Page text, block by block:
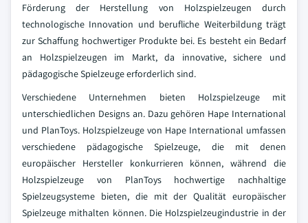
Förderung der Herstellung von Holzspielzeugen durch
technologische Innovation und berufliche Weiterbildung trägt
zur Schaffung hochwertiger Produkte bei. Es besteht ein Bedarf
an Holzspielzeugen im Markt, da innovative, sichere und
pädagogische Spielzeuge erforderlich sind.
Verschiedene Unternehmen bieten Holzspielzeuge mit
unterschiedlichen Designs an. Dazu gehören Hape International
und PlanToys. Holzspielzeuge von Hape International umfassen
verschiedene pädagogische Spielzeuge, die mit denen
europäischer Hersteller konkurrieren können, während die
Holzspielzeuge von PlanToys hochwertige nachhaltige
Spielzeugsysteme bieten, die mit der Qualität europäischer
Spielzeuge mithalten können. Die Holzspielzeugindustrie in der